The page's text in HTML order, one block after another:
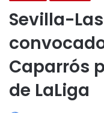
Sevilla-
Caparrós
de LaLiga